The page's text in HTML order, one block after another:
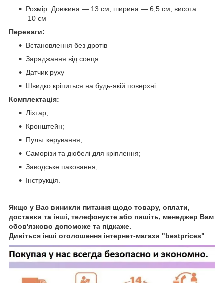
Розмір: Довжина — 13 см, ширина — 6,5 см, висота
— 10 см
Переваги:
Встановлення без дротів
Заряджання від сонця
Датчик руху
Швидко кріпиться на будь-якій поверхні
Комплектація:
Ліхтар;
Кронштейн;
Пульт керування;
Саморізи та дюбелі для кріплення;
Заводське паковання;
Інструкція.
Якщо у Вас виникли питання щодо товару, оплати,
доставки та інші, телефонуєте або пишіть, менеджер Вам
обов'язково допоможе та підкаже.
Дивіться інші оголошення інтернет-магази "bestprices"